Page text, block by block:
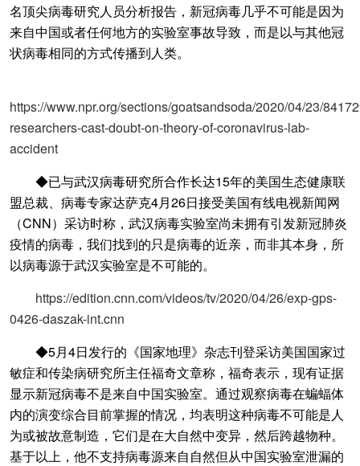
名顶尖病毒研究人员分析报告，新冠病毒几乎不可能是因为
来自中国或者任何地方的实验室事故导致，而是以与其他冠
状病毒相同的方式传播到人类。
https://www.npr.org/sections/goatsandsoda/2020/04/23/
researchers-cast-doubt-on-theory-of-coronavirus-lab-
accident
◆已与武汉病毒研究所合作长达15年的美国生态健康联
盟总裁、病毒专家达萨克4月26日接受美国有线电视新闻网
（CNN）采访时称，武汉病毒实验室尚未拥有引发新冠肺炎
疫情的病毒，我们找到的只是病毒的近亲，而非其本身，所
以病毒源于武汉实验室是不可能的。
https://edition.cnn.com/videos/tv/2020/04/26/exp-gps-
0426-daszak-int.cnn
◆5月4日发行的《国家地理》杂志刊登采访美国国家过
敏症和传染病研究所主任福奇文章称，福奇表示，现有证据
显示新冠病毒不是来自中国实验室。通过观察病毒在蝙蝠体
内的演变综合目前掌握的情况，均表明这种病毒不可能是人
为或被故意制造，它们是在大自然中变异，然后跨越物种。
基于以上，他不支持病毒源来自自然但从中国实验室泄漏的